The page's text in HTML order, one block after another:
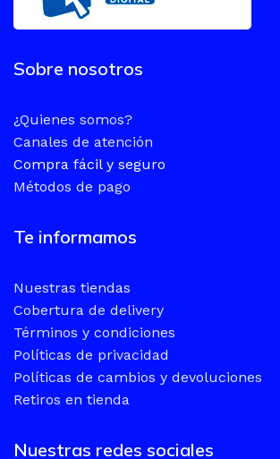
Sobre nosotros
¿Quienes somos?
Canales de atención
Compra fácil y seguro
Métodos de pago
Te informamos
Nuestras tiendas
Cobertura de delivery
Términos y condiciones
Políticas de privacidad
Políticas de cambios y devoluciones
Retiros en tienda
Nuestras redes sociales